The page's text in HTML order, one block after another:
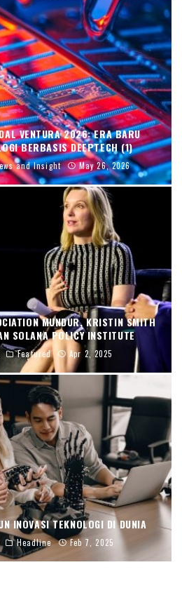
VENTURA 2026: ERA BARU
BERBASIS DEEPTECH (1)
and Insight May 26, 2026
MUNDUR, KRISTIN SMITH
SOLANA POLICY INSTITUTE
Featured Apr 2, 2025
INOVASI TEKNOLOGI DI DUNIA
Headline Feb 7, 2025